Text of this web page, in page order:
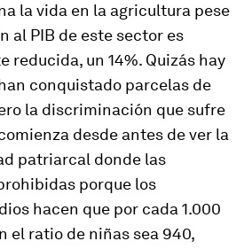
la vida en la agricultura pese
al PIB de este sector es
reducida, un 14%. Quizás hay
conquistado parcelas de
la discriminación que sufre
desde antes de ver la
patriarcal donde las
porque los
hacen que por cada 1.000
el ratio de niñas sea 940,